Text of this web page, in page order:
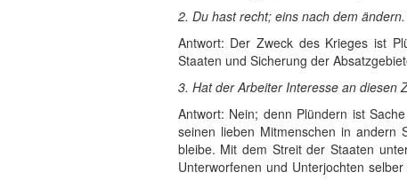
2. Du hast recht; eins nach dem
Antwort: Der Zweck des Krieges ist
Staaten und Sicherung der
3. Hat der Arbeiter Interesse an diesen
Antwort: Nein; denn Plündern ist
seinen lieben Mitmenschen in
bleibe. Mit dem Streit der Staaten
Unterworfenen und Unterjochten